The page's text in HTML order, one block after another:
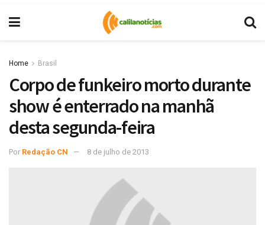
Home Brasil
Corpo de funkeiro morto durante
show é enterrado na manhã
desta segunda-feira
Por Redação CN 8 de julho de 2013